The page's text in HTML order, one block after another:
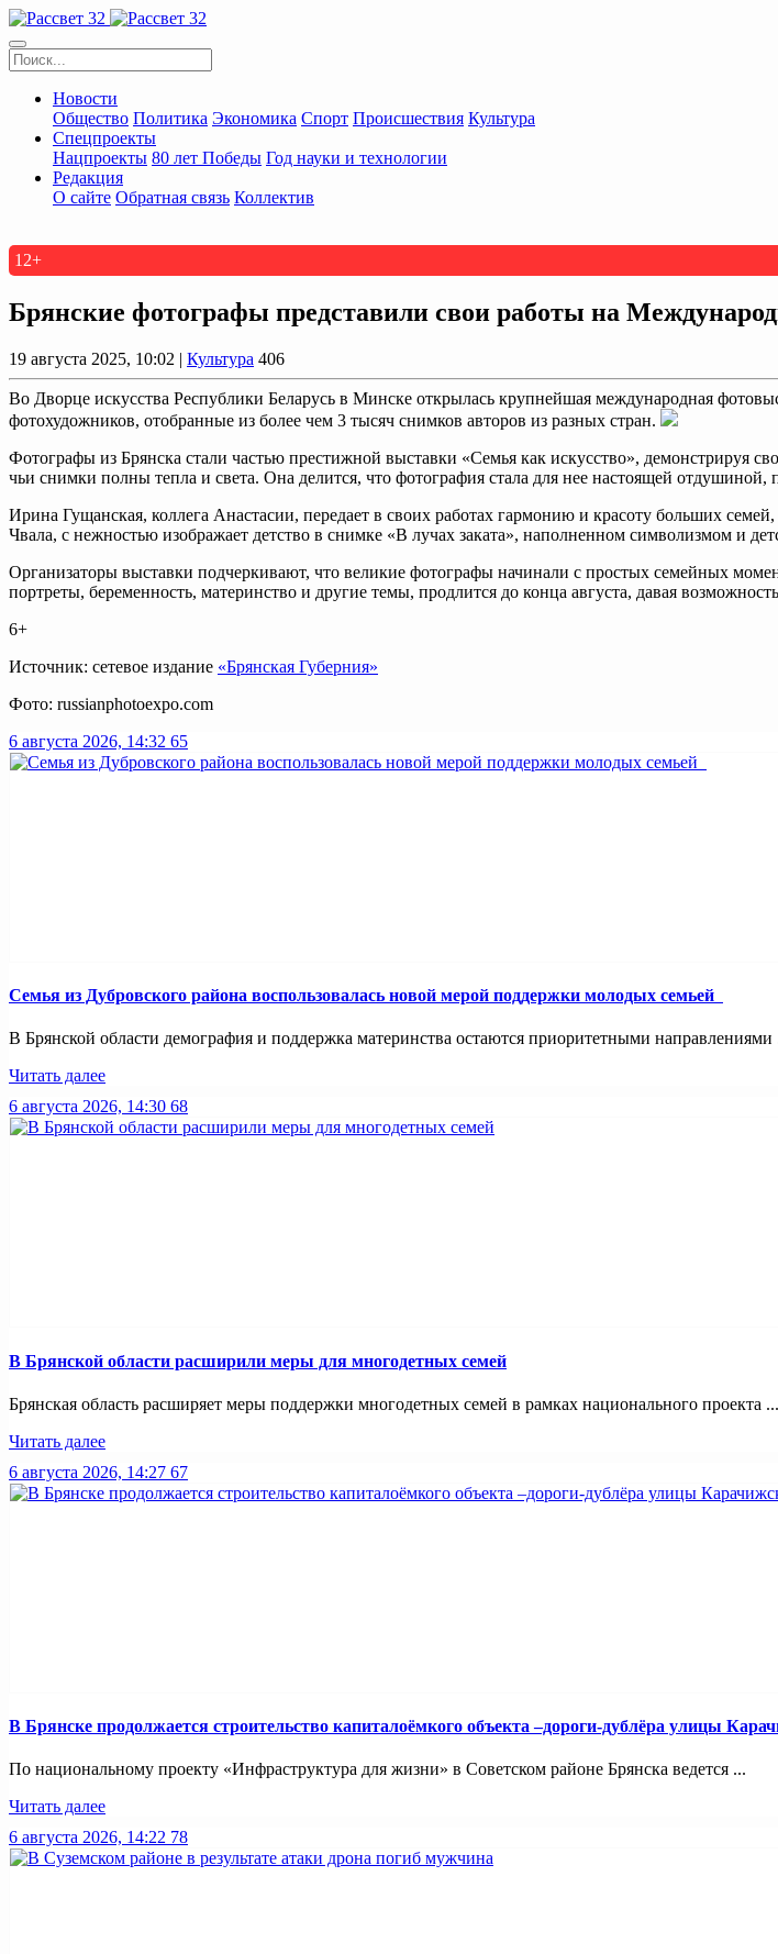
Новости
Общество Политика Экономика Спорт Происшествия Культура
Спецпроекты
Нацпроекты 80 лет Победы Год науки и технологии
Редакция
О сайте Обратная связь Коллектив
12+
Брянские фотографы представили свои работы на
19 августа 2025, 10:02 | Культура 406
Во Дворце искусства Республики Беларусь в Минске открылась крупнейшая международная
фотохудожников, отобранные из более чем 3 тысяч снимков авторов из разных стран.
Фотографы из Брянска стали частью престижной выставки «Семья как искусство»,
чьи снимки полны тепла и света. Она делится, что фотография стала для нее настоящей
Ирина Гущанская, коллега Анастасии, передает в своих работах гармонию и красоту больших
Чвала, с нежностью изображает детство в снимке «В лучах заката», наполненном символизмом и
Организаторы выставки подчеркивают, что великие фотографы начинали с простых семейных
портреты, беременность, материнство и другие темы, продлится до конца августа, давая
6+
Источник: сетевое издание «Брянская Губерния»
Фото: russianphotoexpo.com
6 августа 2026, 14:32 65
Семья из Дубровского района воспользовалась новой мерой поддержки молодых семьей
В Брянской области демография и поддержка материнства остаются приоритетными направлениями
Читать далее
6 августа 2026, 14:30 68
В Брянской области расширили меры для многодетных семей
Брянская область расширяет меры поддержки многодетных семей в рамках национального проекта ...
Читать далее
6 августа 2026, 14:27 67
В Брянске продолжается строительство капиталоёмкого объекта –дороги-дублёра улицы
По национальному проекту «Инфраструктура для жизни» в Советском районе Брянска ведется ...
Читать далее
6 августа 2026, 14:22 78